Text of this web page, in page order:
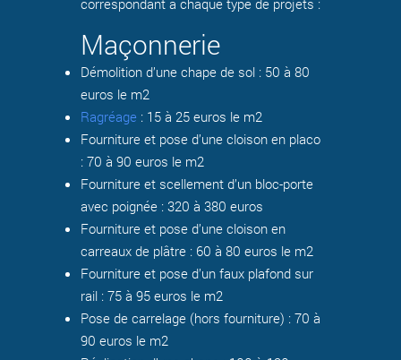
Maçonnerie
Démolition d’une chape de sol : 50 à 80
euros le m2
Ragréage : 15 à 25 euros le m2
Fourniture et pose d’une cloison en placo
: 70 à 90 euros le m2
Fourniture et scellement d’un bloc-porte
avec poignée : 320 à 380 euros
Fourniture et pose d’une cloison en
carreaux de plâtre : 60 à 80 euros le m2
Fourniture et pose d’un faux plafond sur
rail : 75 à 95 euros le m2
Pose de carrelage (hors fourniture) : 70 à
90 euros le m2